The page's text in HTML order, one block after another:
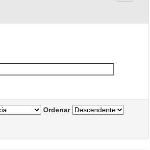
Ordenar